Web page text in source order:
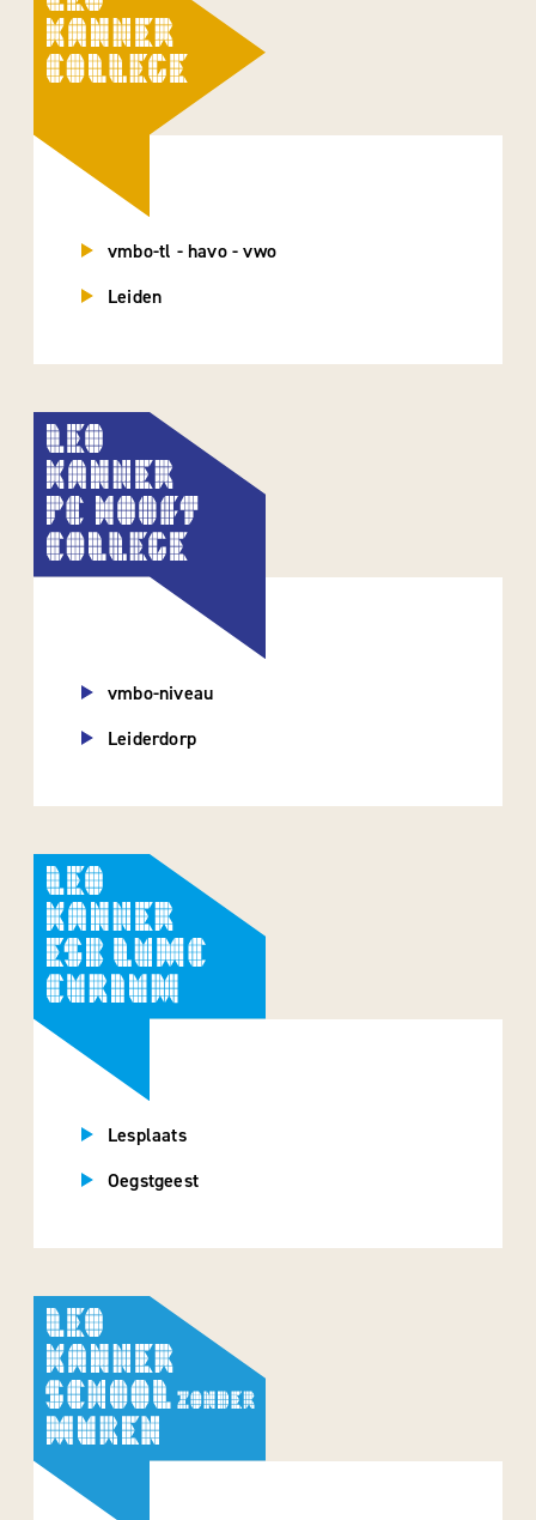
vmbo-tl - havo - vwo
Leiden
vmbo-niveau
Leiderdorp
Lesplaats
Oegstgeest